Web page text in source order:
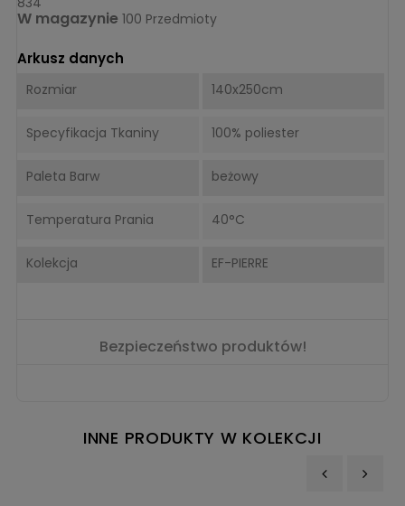
W magazynie 100 Przedmioty
Arkusz danych
Rozmiar 140x250cm
Specyfikacja Tkaniny 100% poliester
Paleta Barw beżowy
Temperatura Prania 40°C
Kolekcja EF-PIERRE
Bezpieczeństwo produktów!
INNE PRODUKTY W KOLEKCJI